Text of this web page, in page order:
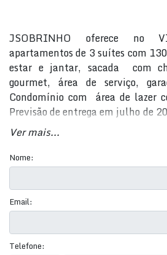
JSOBRINHO oferece no
apartamentos de 3 suítes com
estar e jantar, sacada com
gourmet, área de serviço,
Condomínio com área de lazer
Previsão de entrega em julho de
HOJE MESMO! Preço e
sujeitos a alteração sem aviso
Ver mais...
Nome:
Email:
Telefone: